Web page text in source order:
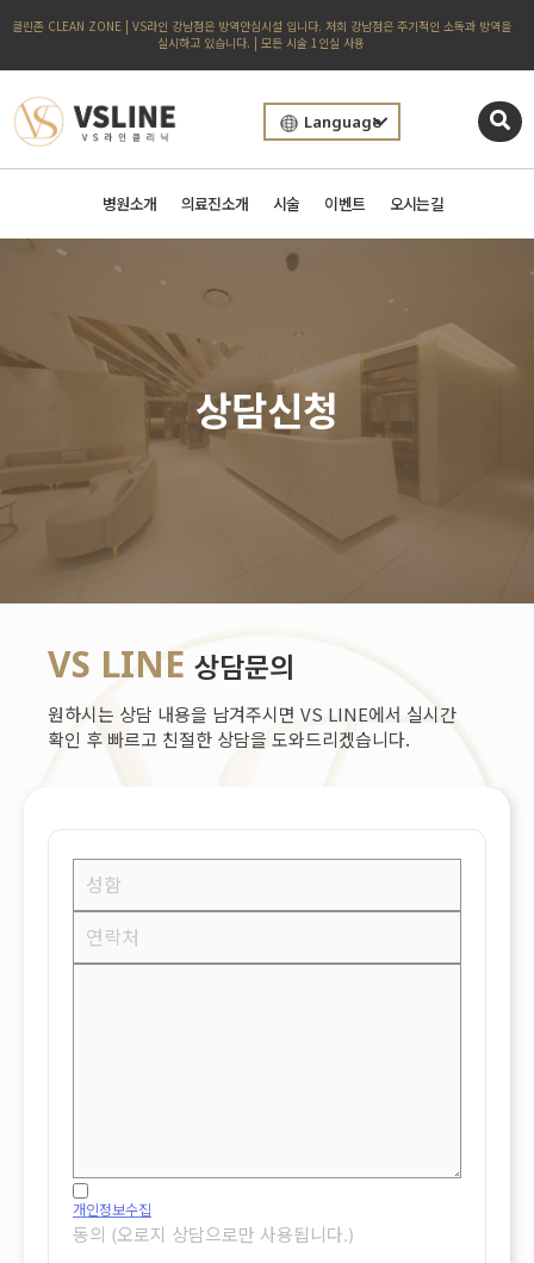
클린존 CLEAN ZONE | VS라인 강남점은 방역안심시설 입니다. 저희 강남점은 주기적인 소독과 방역을
실시하고 있습니다. | 모든 시술 1인실 사용
Language
병원소개 의료진소개 시술 이벤트 오시는길
상담신청
VS LINE 상담문의
원하시는 상담 내용을 남겨주시면 VS LINE에서 실시간
확인 후 빠르고 친절한 상담을 도와드리겠습니다.
개인정보수집
동의 (오로지 상담으로만 사용됩니다.)